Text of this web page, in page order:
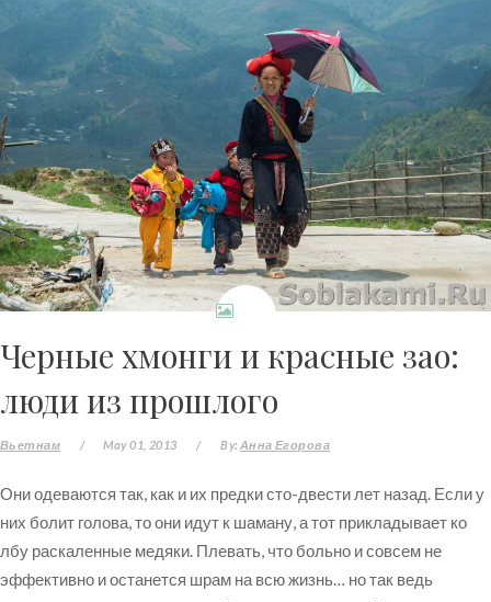
Черные хмонги и красные зао:
люди из прошлого
Вьетнам / May 01, 2013 / By: Анна Егорова
Они одеваются так, как и их предки сто-двести лет назад. Если у
них болит голова, то они идут к шаману, а тот прикладывает ко
лбу раскаленные медяки. Плевать, что больно и совсем не
эффективно и останется шрам на всю жизнь… но так ведь